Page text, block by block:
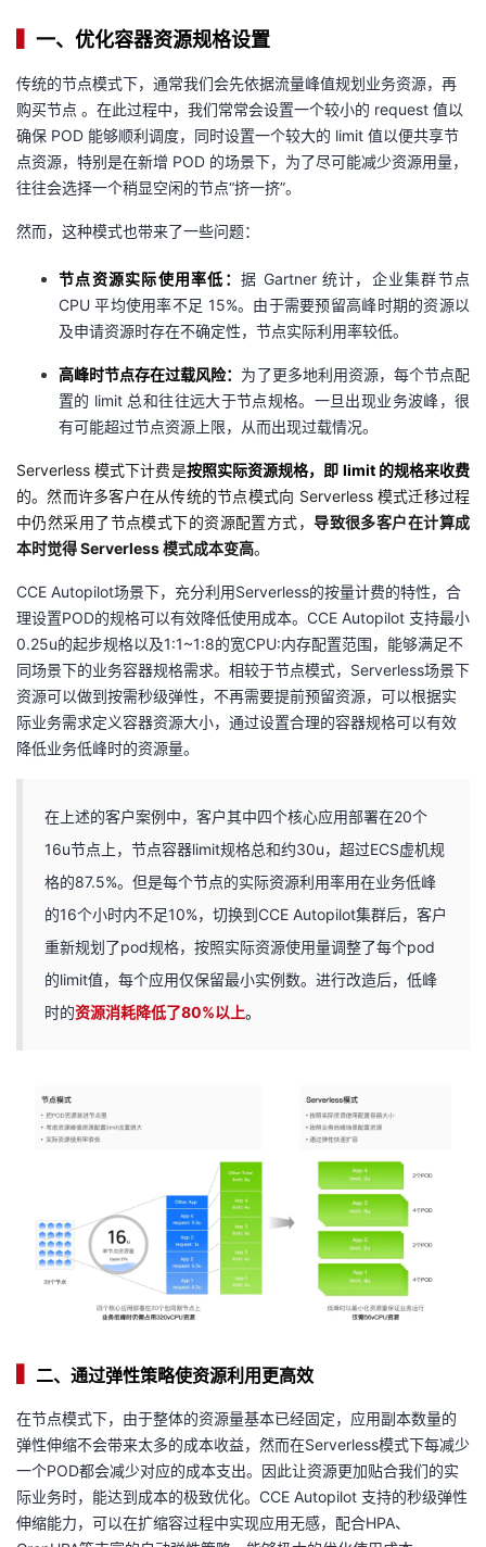
一、优化容器资源规格设置
传统的节点模式下，通常我们会先依据流量峰值规划业务资源，再
购买节点 。在此过程中，我们常常会设置一个较小的 request 值以
确保 POD 能够顺利调度，同时设置一个较大的 limit 值以便共享节
点资源，特别是在新增 POD 的场景下，为了尽可能减少资源用量，
往往会选择一个稍显空闲的节点“挤一挤”。
然而，这种模式也带来了一些问题：
节点资源实际使用率低： 据 Gartner 统计，企业集群节点
CPU 平均使用率不足 15%。由于需要预留高峰时期的资源以
及申请资源时存在不确定性，节点实际利用率较低。
高峰时节点存在过载风险： 为了更多地利用资源，每个节点配
置的 limit 总和往往远大于节点规格。一旦出现业务波峰，很
有可能超过节点资源上限，从而出现过载情况。
Serverless 模式下计费是按照实际资源规格，即 limit 的规格来收费
的。然而许多客户在从传统的节点模式向 Serverless 模式迁移过程
中仍然采用了节点模式下的资源配置方式，导致很多客户在计算成
本时觉得 Serverless 模式成本变高。
CCE Autopilot场景下，充分利用Serverless的按量计费的特性，合
理设置POD的规格可以有效降低使用成本。CCE Autopilot 支持最小
0.25u的起步规格以及1:1~1:8的宽CPU:内存配置范围，能够满足不
同场景下的业务容器规格需求。相较于节点模式，Serverless场景下
资源可以做到按需秒级弹性，不再需要提前预留资源，可以根据实
际业务需求定义容器资源大小， 通过设置合理的容器规格可以有效
降低业务低峰时的资源量。
在上述的客户案例中，客户其中四个核心应用部署在20个
16u节点上，节点容器limit规格总和约30u，超过ECS虚机规
格的87.5%。但是每个节点的实际资源利用率用在业务低峰
的16个小时内不足10%，切换到CCE Autopilot集群后，客户
重新规划了pod规格，按照实际资源使用量调整了每个pod
的limit值，每个应用仅保留最小实例数。进行改造后，低峰
时的资源消耗降低了80%以上。
二、通过弹性策略使资源利用更高效
在节点模式下，由于整体的资源量基本已经固定，应用副本数量的
弹性伸缩不会带来太多的成本收益，然而在Serverless模式下每减少
一个POD都会减少对应的成本支出。因此让资源更加贴合我们的实
际业务时，能达到成本的极致优化。CCE Autopilot 支持的秒级弹性
伸缩能力，可以在扩缩容过程中实现应用无感，配合HPA、